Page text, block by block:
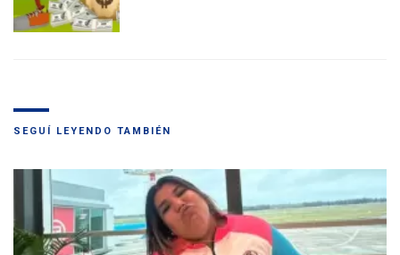
SEGUÍ LEYENDO TAMBIÉN